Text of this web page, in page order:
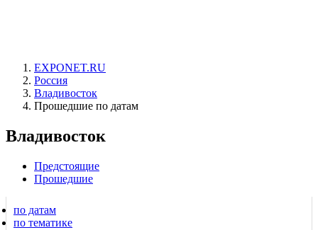
EXPONET.RU
Россия
Владивосток
Прошедшие по датам
Владивосток
Предстоящие
Прошедшие
по датам
по тематике